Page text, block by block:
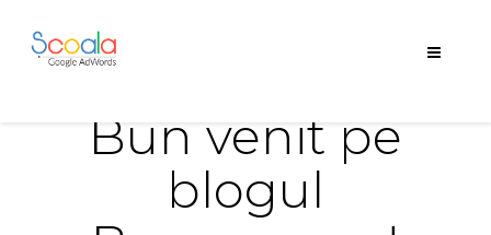
Bun venit pe
blogul